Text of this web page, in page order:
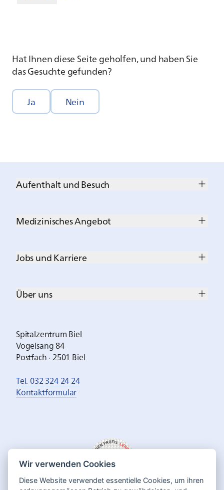
Hat Ihnen diese Seite geholfen, und haben Sie
das Gesuchte gefunden?
Ja Nein
Aufenthalt und Besuch
Medizinisches Angebot
Jobs und Karriere
Über uns
Spitalzentrum Biel
Vogelsang 84
Postfach · 2501 Biel
Tel. 032 324 24 24
Kontaktformular
Wir verwenden Cookies
Diese Website verwendet essentielle Cookies, um ihren